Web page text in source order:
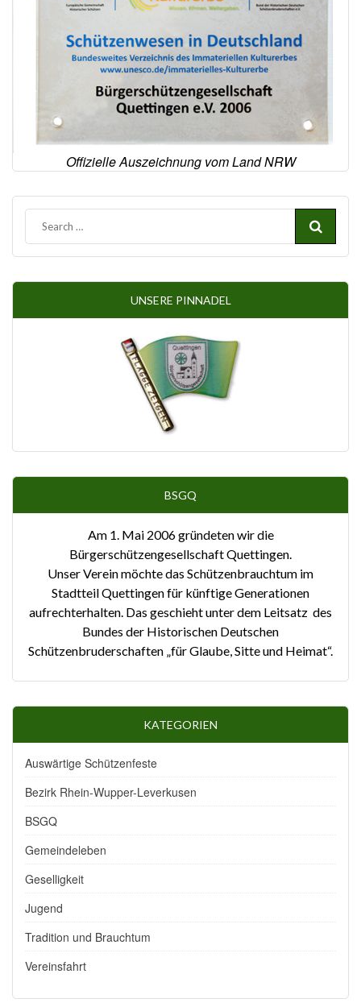
Offizielle Auszeichnung vom Land NRW
UNSERE PINNADEL
BSGQ
Am 1. Mai 2006 gründeten wir die
Bürgerschützengesellschaft Quettingen.
Unser Verein möchte das Schützenbrauchtum im
Stadtteil Quettingen für künftige Generationen
aufrechterhalten. Das geschieht unter dem Leitsatz des
Bundes der Historischen Deutschen
Schützenbruderschaften „für Glaube, Sitte und Heimat“.
KATEGORIEN
Auswärtige Schützenfeste
Bezirk Rhein-Wupper-Leverkusen
BSGQ
Gemeindeleben
Geselligkeit
Jugend
Tradition und Brauchtum
Vereinsfahrt